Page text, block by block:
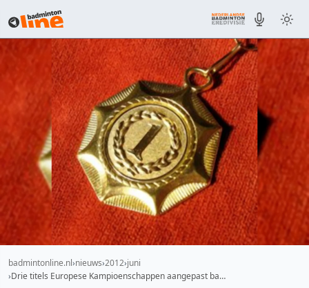
badmintonline.nl nieuws 2012 juni
Drie titels Europese Kampioenschappen aangepast ba…